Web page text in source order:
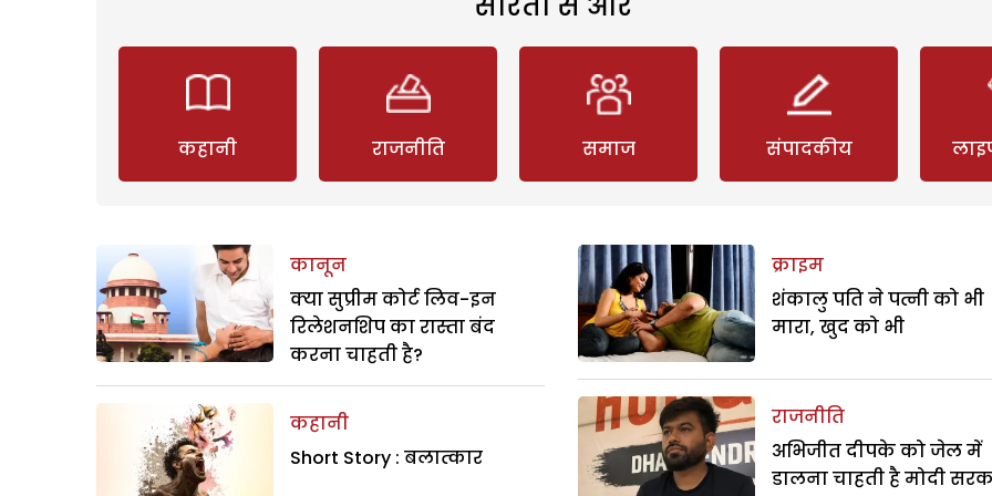
कहानी राजनीति समाज संपादकीय
कानून
क्या सुप्रीम कोर्ट लिव-इन
रिलेशनशिप का रास्ता बंद
करना चाहती है?
कहानी
Short Story : बलात्कार
क्राइम
शंकालु पति ने पत्नी को भी
मारा, खुद को भी
राजनीति
अभिजीत दीपके को जेल में
डालना चाहती है मोदी